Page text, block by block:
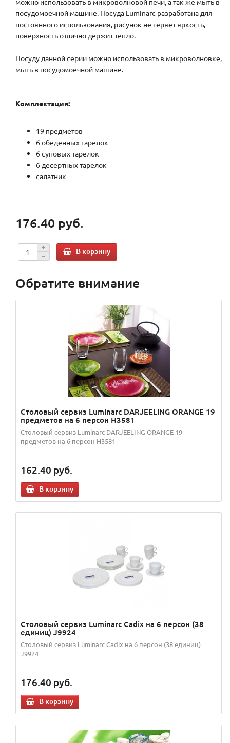
посудомоечной машине. Посуда Luminarc разработана для
постоянного использования, рисунок не теряет яркость,
поверхность отлично держит тепло.
Посуду данной серии можно использовать в микроволновке,
мыть в посудомоечной машине.
Комплектация:
19 предметов
6 обеденных тарелок
6 суповых тарелок
6 десертных тарелок
салатник
176.40 руб.
В корзину
Обратите внимание
Столовый сервиз Luminarc DARJEELING ORANGE 19
предметов на 6 персон H3581
Столовый сервиз Luminarc DARJEELING ORANGE 19
предметов на 6 персон H3581
162.40 руб.
В корзину
Столовый сервиз Luminarc Cadix на 6 персон (38
единиц) J9924
Столовый сервиз Luminarc Cadix на 6 персон (38 единиц)
J9924
176.40 руб.
В корзину